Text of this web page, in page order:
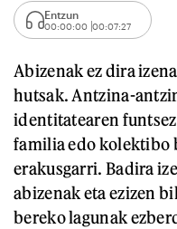
Entzun
00:00:00 00:07:27
Abizenak ez dira
hutsak. Antzina-
identitatearen
familia edo kolektibo
erakusgarri. Badira
abizenak eta ezizen
bereko lagunak